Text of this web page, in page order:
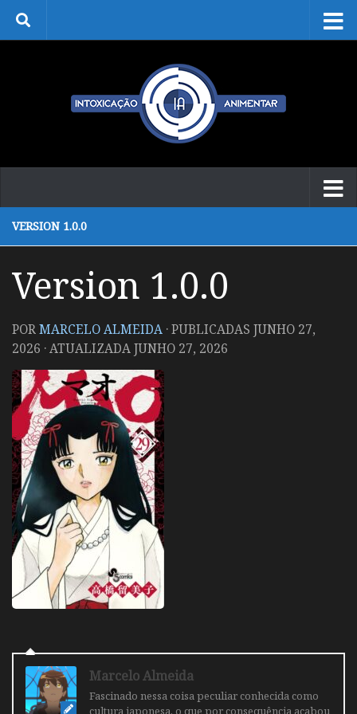
Skip to content
VERSION 1.0.0
Version 1.0.0
PORMARCELO ALMEIDA · PUBLICADAS JUNHO 27,
2026 · ATUALIZADAJUNHO 27, 2026
Marcelo Almeida
Fascinado nessa coisa peculiar conhecida como
cultura japonesa, o que por consequência acabou